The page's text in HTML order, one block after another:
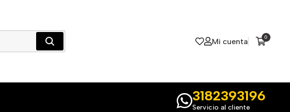
Mi cuenta 0
3182393196
Servicio al cliente